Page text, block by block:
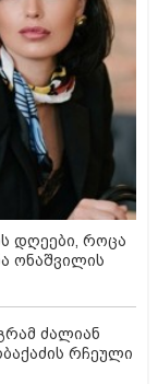
დღეები, როცა
ონაშვილის
ძალიან
რჩეული